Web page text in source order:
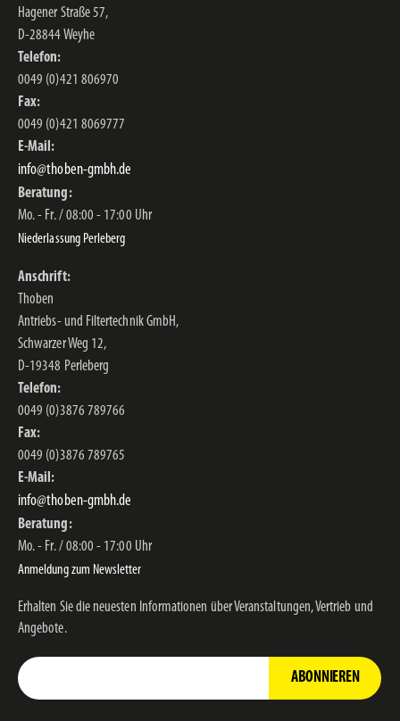
Hagener Straße 57,
D-28844 Weyhe
Telefon:
0049 (0)421 806970
Fax:
0049 (0)421 8069777
E-Mail:
info@thoben-gmbh.de
Beratung:
Mo. - Fr. / 08:00 - 17:00 Uhr
Niederlassung Perleberg
Anschrift:
Thoben
Antriebs- und Filtertechnik GmbH,
Schwarzer Weg 12,
D-19348 Perleberg
Telefon:
0049 (0)3876 789766
Fax:
0049 (0)3876 789765
E-Mail:
info@thoben-gmbh.de
Beratung:
Mo. - Fr. / 08:00 - 17:00 Uhr
Anmeldung zum Newsletter
Erhalten Sie die neuesten Informationen über Veranstaltungen, Vertrieb und
Angebote.
ABONNIEREN